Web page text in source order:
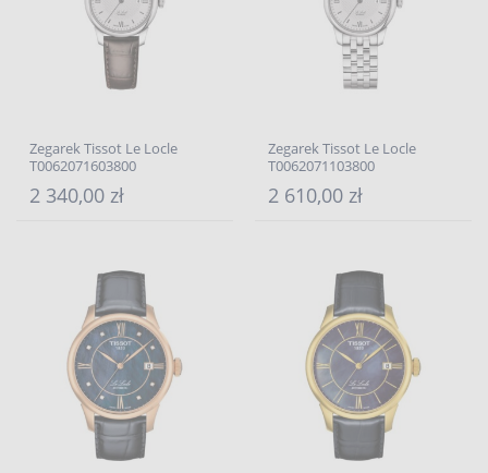
Zegarek Tissot Le Locle
T0062071603800
2 340,00 zł
Zegarek Tissot Le Locle
T0062071103800
2 610,00 zł